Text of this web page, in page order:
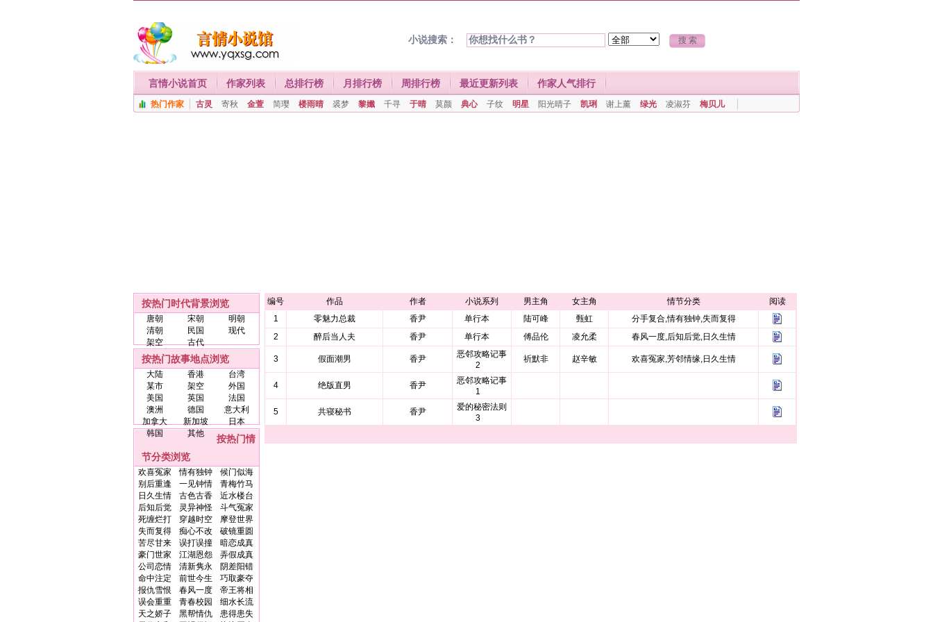
小说搜索：
言情小说首页 作家列表 总排行榜 月排行榜 周排行榜 最近更新列表 作家人气排行
热门作家 古灵 寄秋 金萱 简璎 楼雨晴 裘梦 黎孅 千寻 于晴 莫颜 典心 子纹 明星 阳光晴子 凯琍 谢上薰 绿光 凌淑芬 梅贝儿
按热门时代背景浏览
唐朝 宋朝
明朝
清朝
民国
现代
架空
古代
按热门故事地点浏览
大陆 香港
台湾
某市
架空
外国
美国
英国
法国
澳洲
德国
意大利
加拿大
新加坡
日本
韩国
其他
按热门情
节分类浏览
欢喜冤家 情有独钟
候门似海
别后重逢
一见钟情
青梅竹马
日久生情
古色古香
近水楼台
后知后觉
灵异神怪
斗气冤家
死缠烂打
穿越时空
摩登世界
失而复得
痴心不改
破镜重圆
苦尽甘来
误打误撞
暗恋成真
豪门世家
江湖恩怨
弄假成真
公司恋情
清新隽永
阴差阳错
命中注定
前世今生
巧取豪夺
报仇雪恨
春风一度
帝王将相
误会重重
青春校园
细水长流
天之娇子
黑帮情仇
患得患失
编号 作品 作者 小说系列 男主角 女主角 情节分类
阅读
1
零魅力总裁 香尹 单行本 陆可峰 甄虹
分手复合,情有独钟,失而复得
2
醉后当人夫 香尹 单行本 傅品伦 凌允柔 春风一度,后知后觉,日久生情
3 假面潮男 香尹
恶邻攻略记事
2
祈默非 赵辛敏 欢喜冤家,芳邻情缘,日久生情
4 绝版直男 香尹
恶邻攻略记事
1
5 共寝秘书 香尹
爱的秘密法则
3